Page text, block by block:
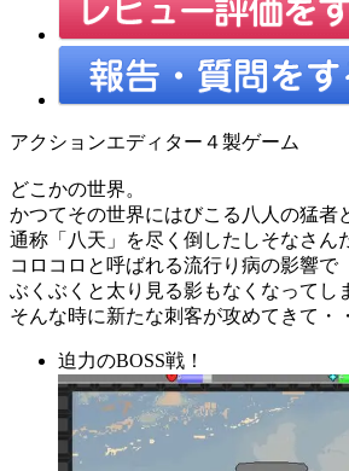
アクションエディター４製ゲーム
どこかの世界。
かつてその世界にはびこる八人の猛者
通称「八天」を尽く倒したしそなさん
コロコロと呼ばれる流行り病の影響で
ぶくぶくと太り見る影もなくなってし
そんな時に新たな刺客が攻めてきて・
迫力のBOSS戦！